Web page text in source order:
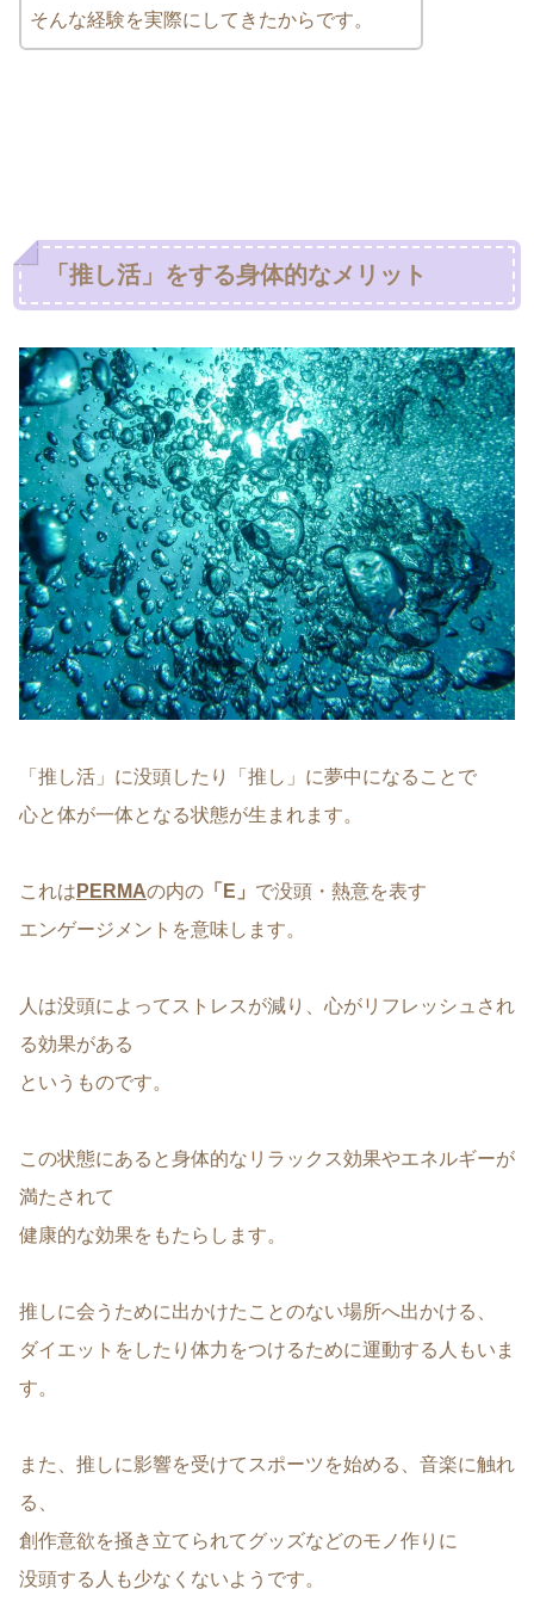
そんな経験を実際にしてきたからです。
「推し活」をする身体的なメリット
「推し活」に没頭したり「推し」に夢中になることで
心と体が一体となる状態が生まれます。
これは PERMAの内の 「E」 で没頭・熱意を表す
エンゲージメントを意味します。
人は没頭によってストレスが減り、心がリフレッシュされ
る効果がある
というものです。
この状態にあると身体的なリラックス効果やエネルギーが
満たされて
健康的な効果をもたらします。
推しに会うために出かけたことのない場所へ出かける、
ダイエットをしたり体力をつけるために運動する人もいま
す。
また、推しに影響を受けてスポーツを始める、音楽に触れ
る、
創作意欲を掻き立てられてグッズなどのモノ作りに
没頭する人も少なくないようです。